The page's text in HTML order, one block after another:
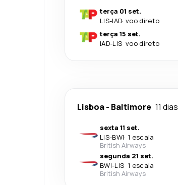
terça 01 set.
LIS-IAD· voo direto
terça 15 set.
IAD-LIS· voo direto
Lisboa- Baltimore 11 dias
sexta 11 set.
LIS-BWI· 1 escala
British Airways
segunda 21 set.
BWI-LIS· 1 escala
British Airways